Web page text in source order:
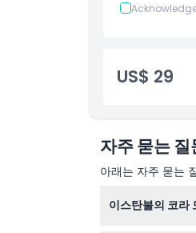
US$ 29
자주 묻는 질
아래는 자주 묻는
이스탄불의 코라